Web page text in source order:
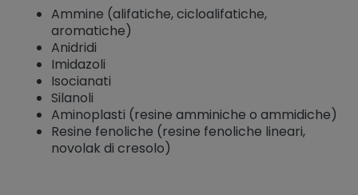
Ammine (alifatiche, cicloalifatiche,
aromatiche)
Anidridi
Imidazoli
Isocianati
Silanoli
Aminoplasti (resine amminiche o ammidiche)
Resine fenoliche (resine fenoliche lineari,
novolak di cresolo)